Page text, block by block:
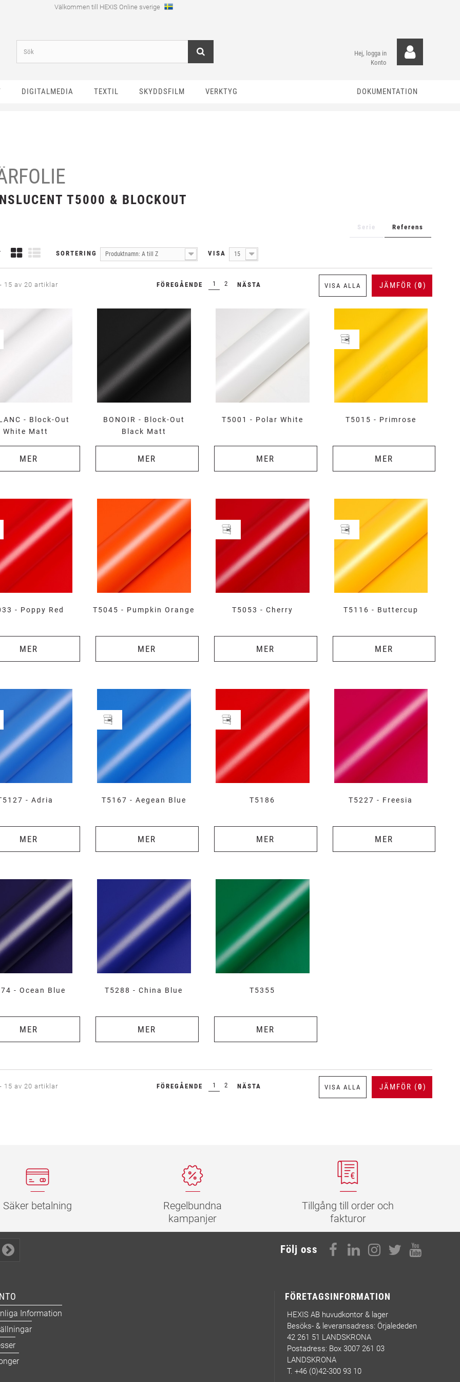
Välkommen till HEXIS Online sverige
Hej, logga in
Konto
DIGITALMEDIA TEXTIL SKYDDSFILM VERKTYG DOKUMENTATION
T5000 & BLOCKOUT
Referens
Serie
SORTERING Produktnamn: A till Z VISA 15
JÄMFÖR (0)
VISA ALLA
FÖREGÅENDE 1 2 NÄSTA
15 av 20 artiklar
- Block-Out
White Matt
MER
BONOIR - Block-Out
Black Matt
MER
T5001 - Polar White
MER
T5015 - Primrose
MER
- Poppy Red
MER
T5045 - Pumpkin Orange
MER
T5053 - Cherry
MER
T5116 - Buttercup
MER
- Adria
MER
T5167 - Aegean Blue
MER
T5186
MER
T5227 - Freesia
MER
- Ocean Blue
MER
T5288 - China Blue
MER
T5355
MER
JÄMFÖR (0)
VISA ALLA
FÖREGÅENDE 1 2 NÄSTA
15 av 20 artiklar
Säker betalning
Regelbundna
kampanjer
Tillgång till order och
fakturor
Följ oss
Information
FÖRETAGSINFORMATION
HEXIS AB huvudkontor & lager
Besöks- & leveransadress: Örjalededen
42 261 51 LANDSKRONA
Postadress: Box 3007 261 03
LANDSKRONA
T. +46 (0)42-300 93 10